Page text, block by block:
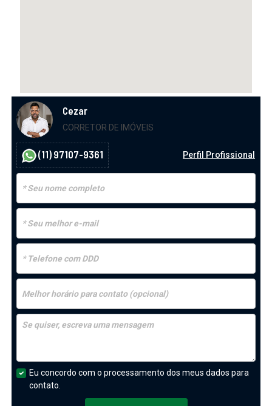
Cezar
CORRETOR DE IMÓVEIS
(11) 97107-9361 Perfil Profissional
Eu concordo com o processamento dos meus dados para
contato.